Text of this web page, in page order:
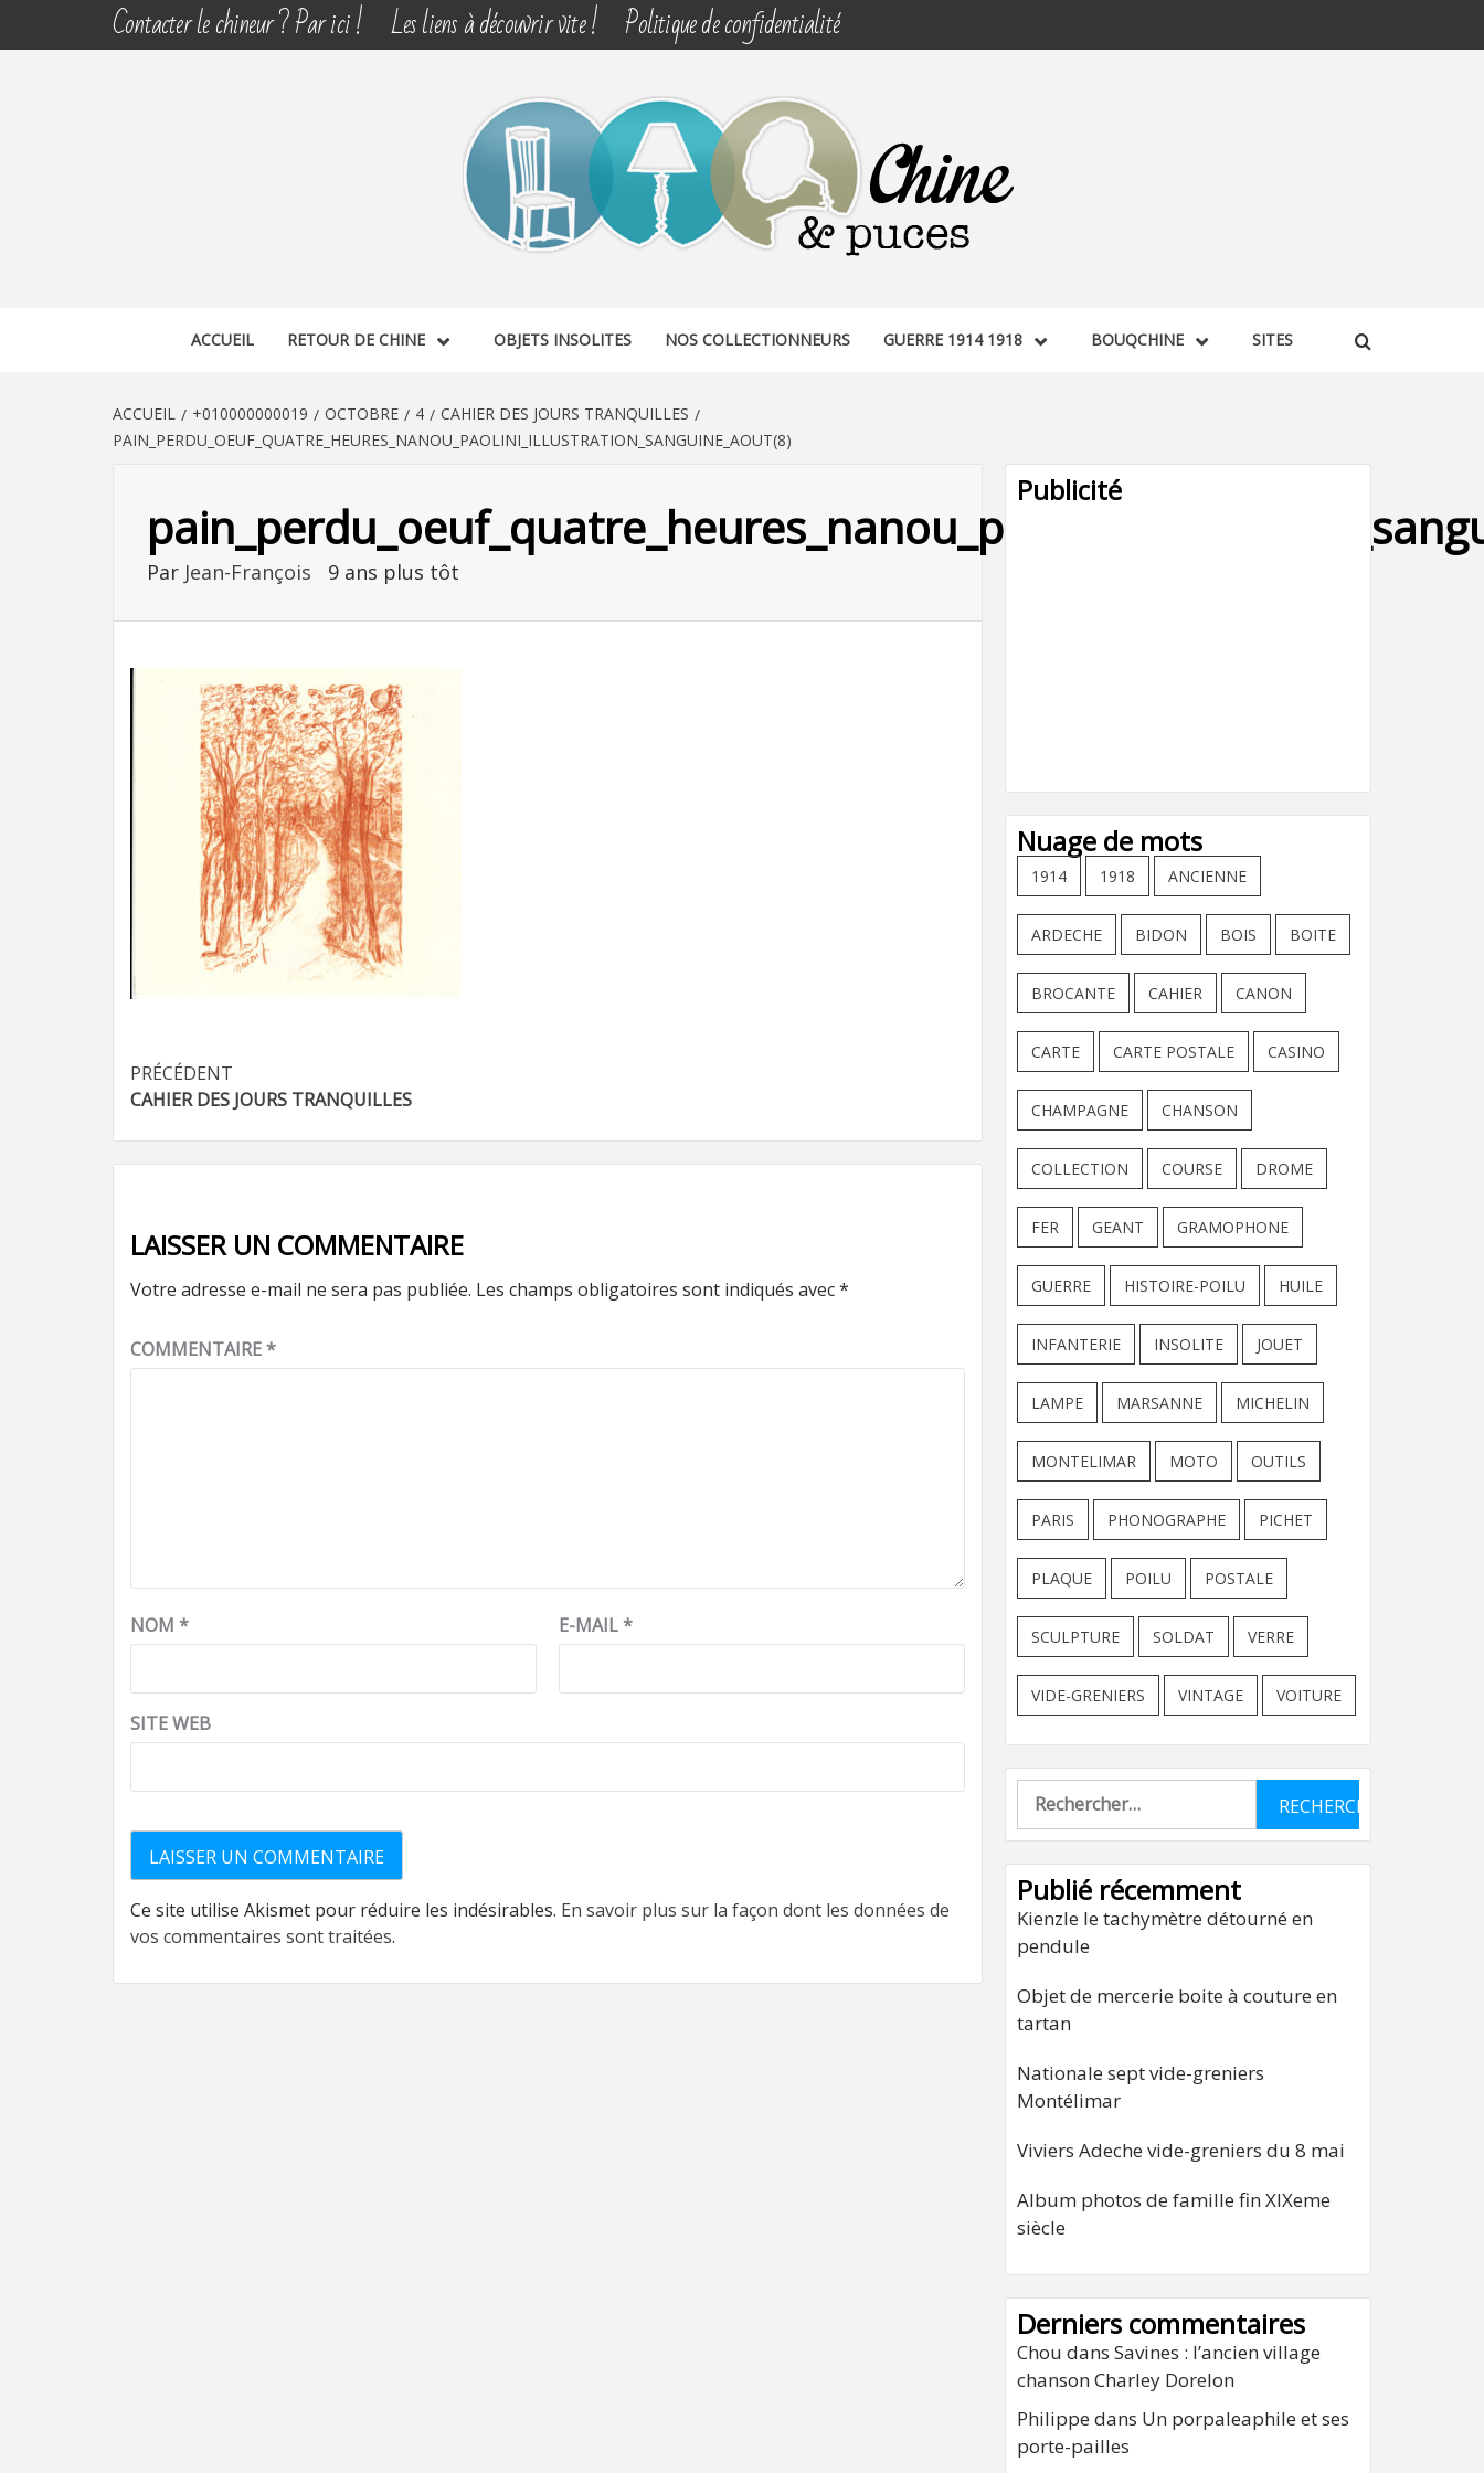
Contacter le chineur ? Par ici ! Les liens à découvrir vite ! Politique de confidentialité
CHINE & PUCES
ACCUEIL RETOUR DE CHINE OBJETS INSOLITES NOS COLLECTIONNEURS GUERRE 1914 1918 BOUQCHINE SITES
ACCUEIL +010000000019 OCTOBRE 4
CAHIER DES JOURS TRANQUILLES
PAIN_PERDU_OEUF_QUATRE_HEURES_NANOU_PAOLINI_ILLUSTRATION_SANGUINE_AOUT(8)
Par Jean-François 9 ans plus tôt
Navigation
d’article
PRÉCÉDENT
CAHIER DES JOURS TRANQUILLES
LAISSER UN COMMENTAIRE
Votre adresse e-mail ne sera pas publiée. Les champs obligatoires sont indiqués avec*
COMMENTAIRE*
NOM * E-MAIL*
SITE WEB
Ce site utilise Akismet pour réduire les indésirables. En savoir plus sur la façon dont les données de
vos commentaires sont traitées.
Publicité
Nuage de mots
1914 1918 ANCIENNE
ARDECHE BIDON BOIS BOITE
BROCANTE CAHIER CANON
CARTE CARTE POSTALE CASINO
CHAMPAGNE CHANSON
COLLECTION COURSE DROME
FER GEANT GRAMOPHONE
GUERRE HISTOIRE-POILU HUILE
INFANTERIE INSOLITE JOUET
LAMPE MARSANNE MICHELIN
MONTELIMAR MOTO OUTILS
PARIS PHONOGRAPHE PICHET
PLAQUE POILU POSTALE
SCULPTURE SOLDAT VERRE
VIDE-GRENIERS VINTAGE VOITURE
Rechercher :
Publié récemment
Kienzle le tachymètre détourné en
pendule
Objet de mercerie boite à couture en
tartan
Nationale sept vide-greniers
Montélimar
Viviers Adeche vide-greniers du 8 mai
Album photos de famille fin XIXeme
siècle
Derniers commentaires
Chou dans Savines : l’ancien village
chanson Charley Dorelon
Philippe dans Un porpaleaphile et ses
porte-pailles